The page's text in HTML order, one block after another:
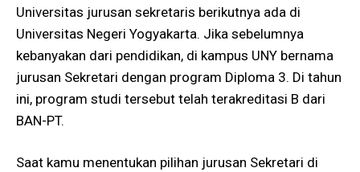
Universitas jurusan sekretaris berikutnya ada di
Universitas Negeri Yogyakarta. Jika sebelumnya
kebanyakan dari pendidikan, di kampus UNY bernama
jurusan Sekretari dengan program Diploma 3. Di tahun
ini, program studi tersebut telah terakreditasi B dari
BAN-PT.
Saat kamu menentukan pilihan jurusan Sekretari di